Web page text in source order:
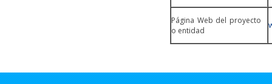
Página Web del proyecto
o entidad